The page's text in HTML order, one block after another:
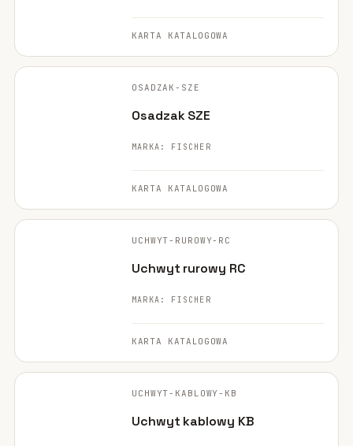
KARTA KATALOGOWA
FISCHER ·
ORYGINALNE ZDJĘCIE
OSADZAK-SZE
Osadzak SZE
MARKA: FISCHER
KARTA KATALOGOWA
FISCHER ·
ORYGINALNE ZDJĘCIE
UCHWYT-RUROWY-RC
Uchwyt rurowy RC
MARKA: FISCHER
KARTA KATALOGOWA
FISCHER ·
ORYGINALNE ZDJĘCIE
UCHWYT-KABLOWY-KB
Uchwyt kablowy KB